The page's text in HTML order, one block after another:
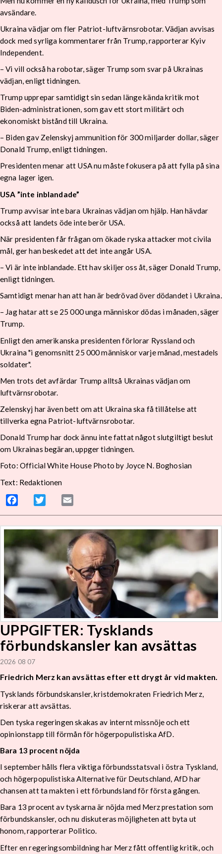
avsändare.
Ukraina vädjar om fler Patriot-luftvärnsrobotar. Vädjan avvisas
dock med syrliga kommentarer från Trump, rapporterar Kyiv
Independent.
– Vi vill också ha robotar, säger Trump som svar på Ukrainas
vädjan, enligt tidningen.
Trump upprepar samtidigt sin sedan länge kända kritik mot
Biden-administrationen, som gav ett stort militärt och
ekonomiskt bistånd till Ukraina.
– Biden gav Zelenskyj ammunition för 300 miljarder dollar, säger
Donald Trump, enligt tidningen.
Presidenten menar att USA nu måste fokusera på att fylla på sina
egna lager igen.
USA ”inte inblandade”
Trump avvisar inte bara Ukrainas vädjan om hjälp. Han hävdar
också att landets öde inte berör USA.
När presidenten får frågan om ökade ryska attacker mot civila
mål, ger han beskedet att det inte angår USA.
– Vi är inte inblandade. Ett hav skiljer oss åt, säger Donald Trump,
enligt tidningen.
Samtidigt menar han att han är bedrövad över dödandet i Ukraina.
– Jag hatar att se 25 000 unga människor dödas i månaden, säger
Trump.
Enligt den amerikanska presidenten förlorar Ryssland och
Ukraina "i genomsnitt 25 000 människor varje månad, mestadels
soldater".
Men trots det avfärdar Trump alltså Ukrainas vädjan om
luftvärnsrobotar.
Zelenskyj har även bett om att Ukraina ska få tillåtelse att
tillverka egna Patriot-luftvärnsrobotar.
Donald Trump har dock ännu inte fattat något slutgiltigt beslut
om Ukrainas begäran, uppger tidningen.
Foto: Official White House Photo by Joyce N. Boghosian
Text: Redaktionen
Facebook Twitter
UPPGIFTER: Tysklands
förbundskansler kan avsättas
2026 08 07
Friedrich Merz kan avsättas efter ett drygt år vid makten.
Tysklands förbundskansler, kristdemokraten Friedrich Merz,
riskerar att avsättas.
Den tyska regeringen skakas av internt missnöje och ett
opinionstapp till förmån för högerpopulistiska AfD.
Bara 13 procent nöjda
I september hålls flera viktiga förbundsstatsval i östra Tyskland,
och högerpopulistiska Alternative für Deutschland, AfD har
chansen att ta makten i ett förbundsland för första gången.
Bara 13 procent av tyskarna är nöjda med Merz prestation som
förbundskansler, och nu diskuteras möjligheten att byta ut
honom, rapporterar Politico.
Efter en regeringsombildning har Merz fått offentlig kritik, och